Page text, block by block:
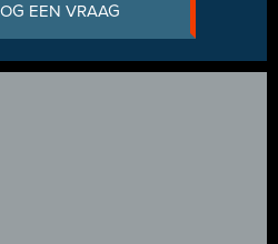
EEN VRAAG